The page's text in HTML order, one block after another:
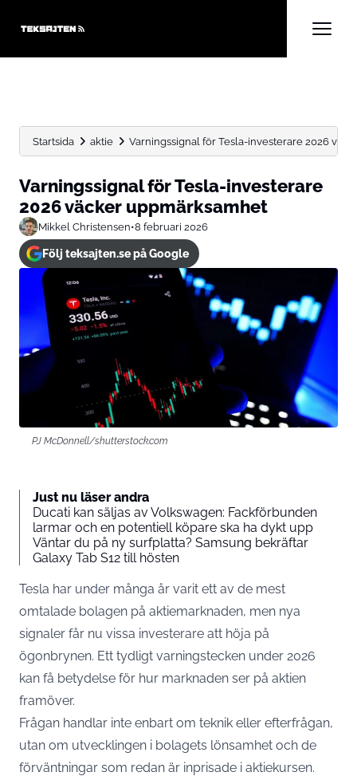
Startsida aktie Varningssignal för Tesla-investerare 2026
Varningssignal för Tesla-investerare
2026 väcker uppmärksamhet
Mikkel Christensen•8 februari 2026
Följ teksajten.se på Google
PJ McDonnell/shutterstock.com
Just nu läser andra
Ducati kan säljas av Volkswagen: Fackförbunden
larmar och en potentiell köpare ska ha dykt upp
Väntar du på ny surfplatta? Samsung bekräftar
Galaxy Tab S12 till hösten
Tesla har under många år varit ett av de mest
omtalade bolagen på aktiemarknaden, men nya
signaler får nu vissa investerare att höja på
ögonbrynen. Ett tydligt varningstecken under 2026
kan få betydelse för hur marknaden ser på aktien
framöver.
Frågan handlar inte enbart om teknik eller efterfrågan,
utan om utvecklingen i bolagets lönsamhet och de
förväntningar som redan är inprisade i aktiekursen.